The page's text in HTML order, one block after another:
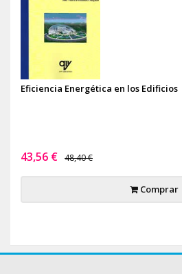
Eficiencia Energética en los Edificios
43,56 € 48,40 €
Comprar